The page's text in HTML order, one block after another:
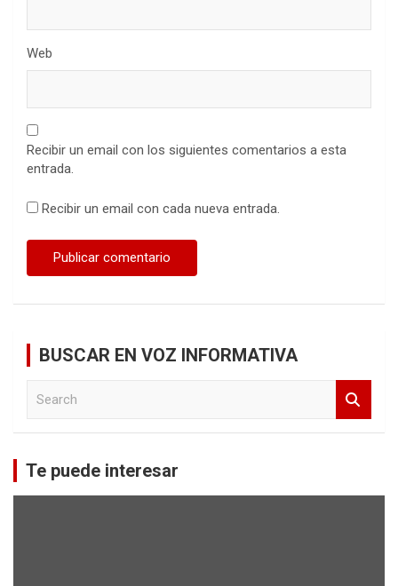
Web
Recibir un email con los siguientes comentarios a esta
entrada.
Recibir un email con cada nueva entrada.
BUSCAR EN VOZ INFORMATIVA
c
h
Te puede interesar